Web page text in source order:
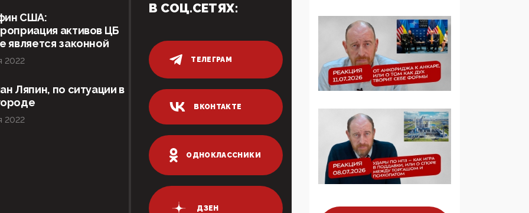
граждан: Минцифры
намерено отобрать у
регионов и
муниципалитетов право
защищать жилые дома
и социальные объекты
от ЭМИ
05:58, 26 Мая 2026
Роскомнадзор
освободили от борца с
деструктивным и
опасным контентом
США:
активов ЦБ
является законной
2022
Ляпин, по ситуации в
2022
В СОЦ.СЕТЯХ:
ТЕЛЕГРАМ
ВКОНТАКТЕ
ОДНОКЛАССНИКИ
ДЗЕН